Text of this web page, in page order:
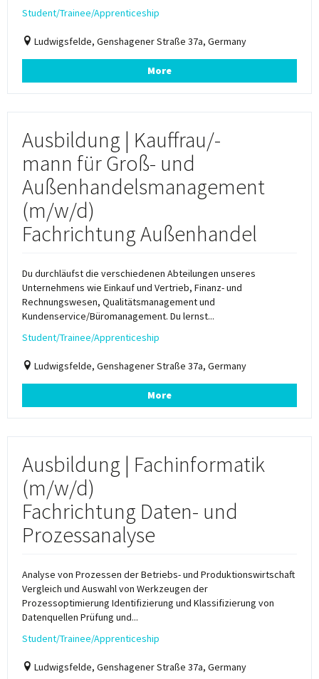
Student/Trainee/Apprenticeship
Ludwigsfelde, Genshagener Straße 37a, Germany
More
Ausbildung | Kauffrau/-
mann für Groß- und
Außenhandelsmanagement
(m/w/d)
Fachrichtung Außenhandel
Du durchläufst die verschiedenen Abteilungen unseres
Unternehmens wie Einkauf und Vertrieb, Finanz- und
Rechnungswesen, Qualitätsmanagement und
Kundenservice/Büromanagement. Du lernst...
Student/Trainee/Apprenticeship
Ludwigsfelde, Genshagener Straße 37a, Germany
More
Ausbildung | Fachinformatik
(m/w/d)
Fachrichtung Daten- und
Prozessanalyse
Analyse von Prozessen der Betriebs- und Produktionswirtschaft
Vergleich und Auswahl von Werkzeugen der
Prozessoptimierung Identifizierung und Klassifizierung von
Datenquellen Prüfung und...
Student/Trainee/Apprenticeship
Ludwigsfelde, Genshagener Straße 37a, Germany